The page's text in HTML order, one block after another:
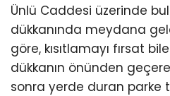
Ünlü Caddesi üzerinde
dükkanında meydana
göre, kısıtlamayı fırsat
dükkanın önünden
sonra yerde duran parke